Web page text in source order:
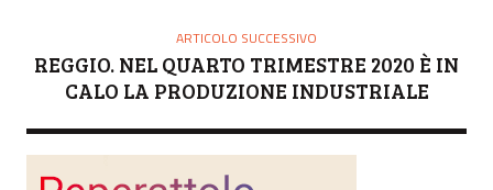
ARTICOLO SUCCESSIVO
REGGIO. NEL QUARTO TRIMESTRE 2020 È IN
CALO LA PRODUZIONE INDUSTRIALE